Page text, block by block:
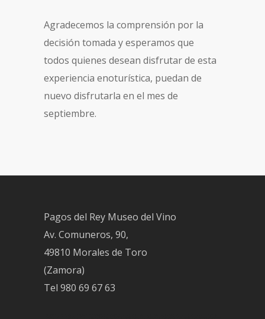
Agradecemos la comprensión por la
decisión tomada y esperamos que
todos quienes desean disfrutar de esta
experiencia enoturística, puedan de
nuevo disfrutarla en el mes de
septiembre.
Pagos del Rey Museo del Vino
Av. Comuneros, 90,
49810 Morales de Toro
(Zamora)
Tel 980 69 67 63